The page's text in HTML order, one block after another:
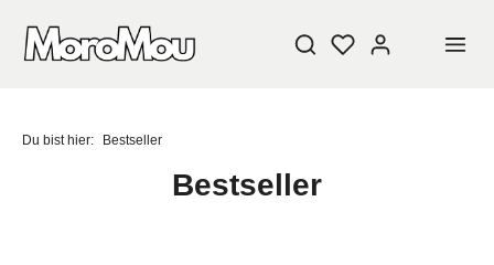
Du bist hier: Bestseller
Bestseller